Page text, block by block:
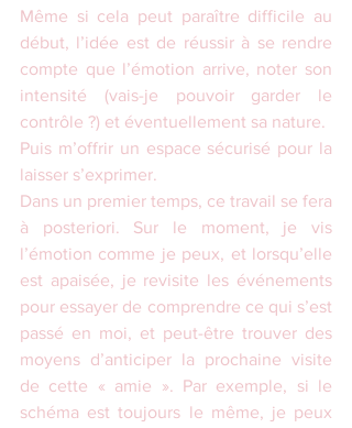
Même si cela peut paraître difficile au
début, l’idée est de réussir à se rendre
compte que l’émotion arrive, noter son
intensité (vais-je pouvoir garder le
contrôle ?) et éventuellement sa nature.
Puis m’offrir un espace sécurisé pour la
laisser s’exprimer.
Dans un premier temps, ce travail se fera
à posteriori. Sur le moment, je vis
l’émotion comme je peux, et lorsqu’elle
est apaisée, je revisite les événements
pour essayer de comprendre ce qui s’est
passé en moi, et peut-être trouver des
moyens d’anticiper la prochaine visite
de cette « amie ». Par exemple, si le
schéma est toujours le même, je peux